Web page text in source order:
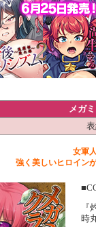
メガ
女軍
強く美しいヒロイン
時